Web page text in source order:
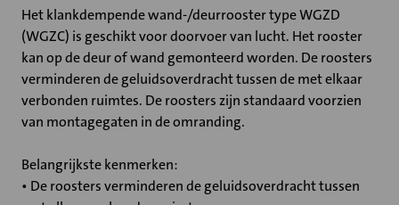
Het klankdempende wand-/deurrooster type WGZD
(WGZC) is geschikt voor doorvoer van lucht. Het rooster
kan op de deur of wand gemonteerd worden. De roosters
verminderen de geluidsoverdracht tussen de met elkaar
verbonden ruimtes. De roosters zijn standaard voorzien
van montagegaten in de omranding.
Belangrijkste kenmerken:
• De roosters verminderen de geluidsoverdracht tussen